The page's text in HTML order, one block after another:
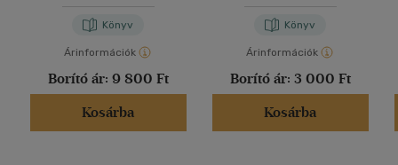
Könyv
Árinformációk
Borító ár: 9 800 Ft
Kosárba
Könyv
Árinformációk
Borító ár: 3 000 Ft
Kosárba